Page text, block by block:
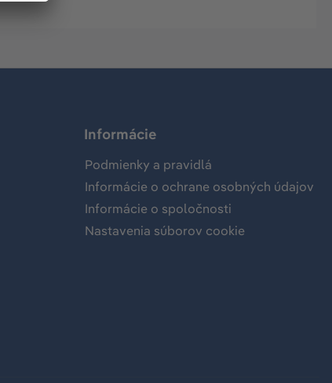
Informácie
Podmienky a pravidlá
Informácie o ochrane osobných údajov
Informácie o spoločnosti
Nastavenia súborov cookie